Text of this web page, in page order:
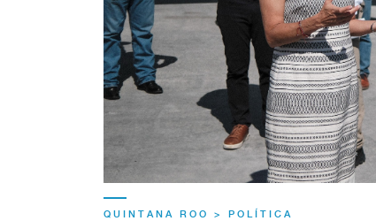
QUINTANA ROO > POLÍTICA